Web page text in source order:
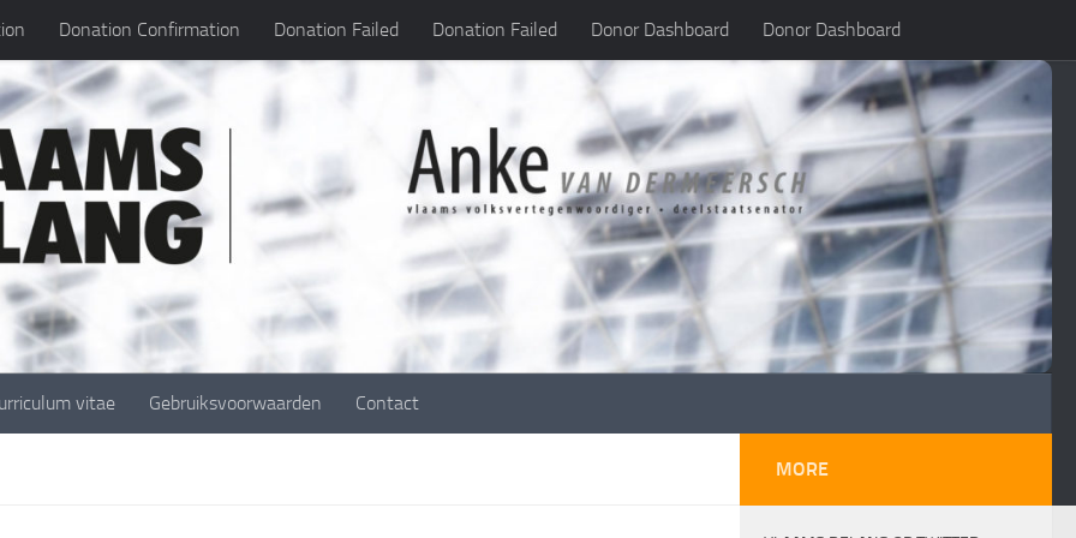
Donation Confirmation Donation Failed Donation Failed Donor Dashboard Donor Dashboard
vitae Gebruiksvoorwaarden Contact
MORE